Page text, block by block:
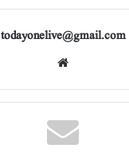
todayonelive@gmail.com